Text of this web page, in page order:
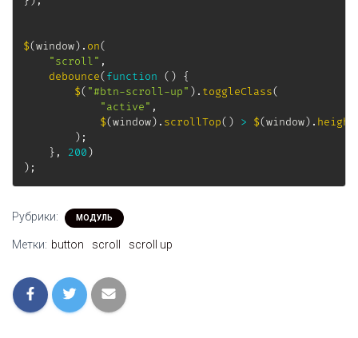
$(window) . on(
"scroll" ,
debounce( function ( )
{
$( "#btn-scroll-up" ) . toggleClass(
"active" ,
$(window) . scrollTop( ) > $(window) . height
) ;
} , 200 )
) ;
Рубрики: МОДУЛЬ
Метки: button scroll scroll up